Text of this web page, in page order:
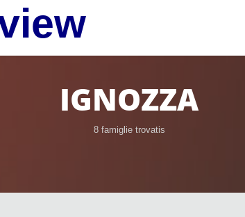
IGNOZZA
8 famiglie trovatis